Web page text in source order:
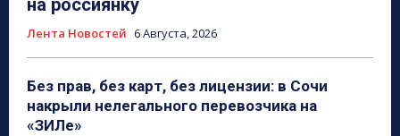
на россиянку
Лента Новостей 6 Августа, 2026
Без прав, без карт, без лицензии: в Сочи
накрыли нелегального перевозчика на
«ЗИЛе»